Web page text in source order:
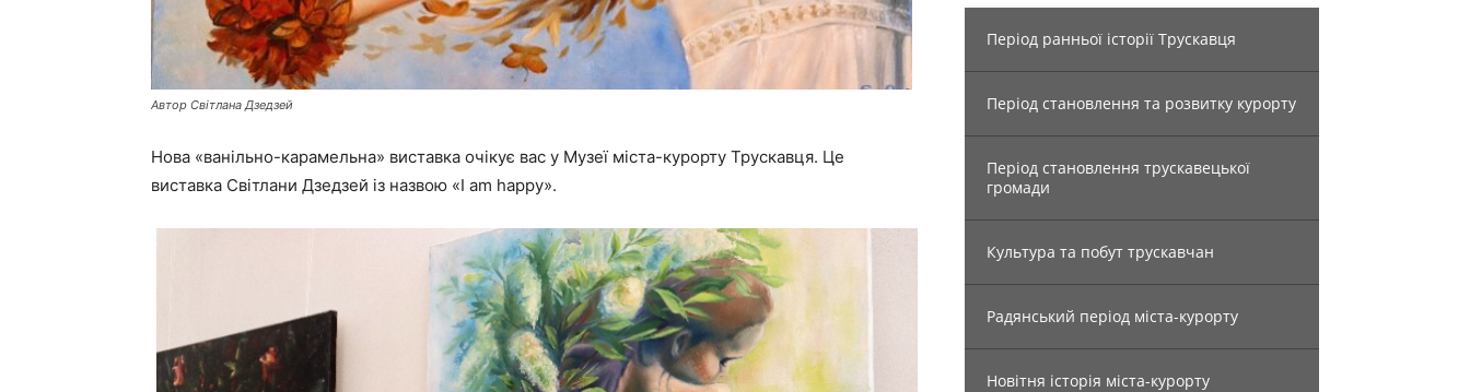
Автор Світлана Дзедзей
Нова «ванільно-карамельна» виставка очікує вас у Музеї міста-курорту Трускавця. Це
виставка Світлани Дзедзей із назвою «I am happy».
Період ранньої історії Трускавця
Період становлення та розвитку курорту
Період становлення трускавецької
громади
Культура та побут трускавчан
Радянський період міста-курорту
Новітня історія міста-курорту